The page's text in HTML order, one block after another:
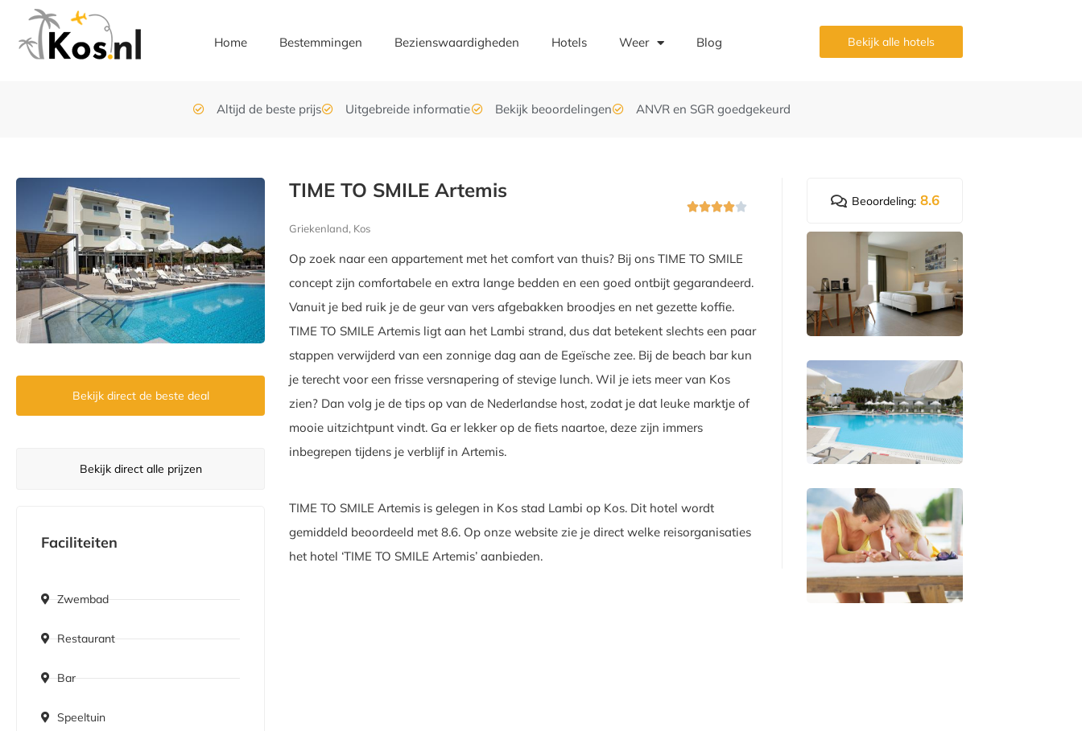
Home Bestemmingen Bezienswaardigheden Hotels Weer Blog Bekijk alle hotels
Altijd de beste prijs Uitgebreide informatie Bekijk beoordelingen ANVR en SGR goedgekeurd
Bekijk direct de beste deal
Bekijk direct alle prijzen
Faciliteiten
Zwembad
Restaurant
Bar
Speeltuin
TIME TO SMILE Artemis
Griekenland, Kos

Op zoek naar een appartement met het comfort van thuis? Bij ons TIME TO SMILE
concept zijn comfortabele en extra lange bedden en een goed ontbijt gegarandeerd.
Vanuit je bed ruik je de geur van vers afgebakken broodjes en net gezette koffie.
TIME TO SMILE Artemis ligt aan het Lambi strand, dus dat betekent slechts een paar
stappen verwijderd van een zonnige dag aan de Egeïsche zee. Bij de beach bar kun
je terecht voor een frisse versnapering of stevige lunch. Wil je iets meer van Kos
zien? Dan volg je de tips op van de Nederlandse host, zodat je dat leuke marktje of
mooie uitzichtpunt vindt. Ga er lekker op de fiets naartoe, deze zijn immers
inbegrepen tijdens je verblijf in Artemis.
TIME TO SMILE Artemis is gelegen in Kos stad Lambi op Kos. Dit hotel wordt
gemiddeld beoordeeld met 8.6. Op onze website zie je direct welke reisorganisaties
het hotel ‘TIME TO SMILE Artemis’ aanbieden.
Beoordeling: 8.6